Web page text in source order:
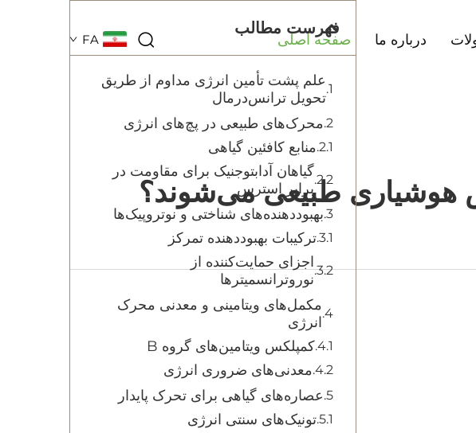
صفحه اصلی درباره ما FA
هوشیاری طبیعی می‌شوند؟
فهرست مطالب
علم پشت تأمین انرژی مداوم از طریق
تحویل ترانس‌درمال
محرک‌های طبیعی در پچ‌های انرژی
منابع کافئین گیاهی
گیاهان آدابتوجنیک برای مقاومت در
برابر استرس
بهبوددهنده‌های شناختی و نوتروپیک‌ها
ترکیبات بهبوددهنده تمرکز
اجزای حمایت‌کننده از
نوروترانسمیترها
مکمل‌های ویتامینی و معدنی محرک
انرژی
کمپلکس ویتامین‌های گروه B
معدنی‌های ضروری انرژی
عصاره‌های گیاهی برای تحرک پایدار
تونیک‌های سنتی انرژی